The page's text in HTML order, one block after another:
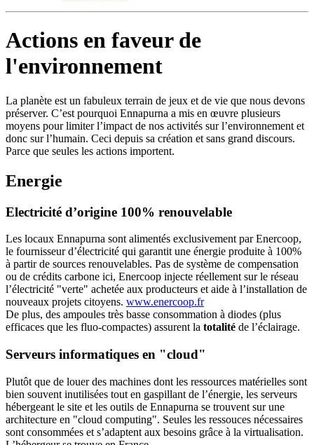
Actions en faveur de
l'environnement
La planète est un fabuleux terrain de jeux et de vie que nous devons
préserver. C’est pourquoi Ennapurna a mis en œuvre plusieurs
moyens pour limiter l’impact de nos activités sur l’environnement et
donc sur l’humain. Ceci depuis sa création et sans grand discours.
Parce que seules les actions importent.
Energie
Electricité d’origine 100% renouvelable
Les locaux Ennapurna sont alimentés exclusivement par Enercoop,
le fournisseur d’électricité qui garantit une énergie produite à 100%
à partir de sources renouvelables. Pas de système de compensation
ou de crédits carbone ici, Enercoop injecte réellement sur le réseau
l’électricité "verte" achetée aux producteurs et aide à l’installation de
nouveaux projets citoyens. www.enercoop.fr
De plus, des ampoules très basse consommation à diodes (plus
efficaces que les fluo-compactes) assurent la totalité de l’éclairage.
Serveurs informatiques en "cloud"
Plutôt que de louer des machines dont les ressources matérielles sont
bien souvent inutilisées tout en gaspillant de l’énergie, les serveurs
hébergeant le site et les outils de Ennapurna se trouvent sur une
architecture en "cloud computing". Seules les ressouces nécessaires
sont consommées et s’adaptent aux besoins grâce à la virtualisation.